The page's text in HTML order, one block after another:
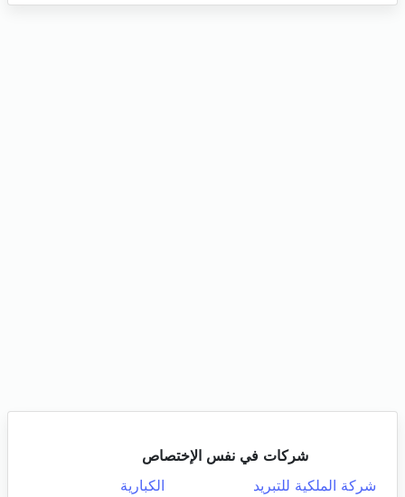
شركات في نفس الإختصاص
شركة الملكية للتبريد
الكبارية